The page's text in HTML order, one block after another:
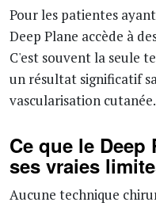
Pour les patientes
Deep Plane accède à
C'est souvent la seule
un résultat significatif
vascularisation cutanée.
Ce que le
ses vraies
Aucune technique